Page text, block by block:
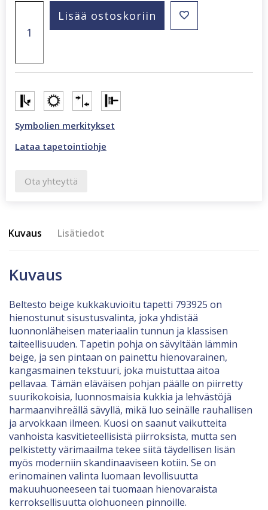
kukkakuvioitu
määrä
Lisää ostoskoriin
Symbolien merkitykset
Lataa tapetointiohje
Ota yhteyttä
Kuvaus Lisätiedot
Kuvaus
Beltesto beige kukkakuvioitu tapetti 793925 on
hienostunut sisustusvalinta, joka yhdistää
luonnonläheisen materiaalin tunnun ja klassisen
taiteellisuuden. Tapetin pohja on sävyltään lämmin
beige, ja sen pintaan on painettu hienovarainen,
kangasmainen tekstuuri, joka muistuttaa aitoa
pellavaa. Tämän eläväisen pohjan päälle on piirretty
suurikokoisia, luonnosmaisia kukkia ja lehvästöjä
harmaanvihreällä sävyllä, mikä luo seinälle rauhallisen
ja arvokkaan ilmeen. Kuosi on saanut vaikutteita
vanhoista kasvitieteellisistä piirroksista, mutta sen
pelkistetty värimaailma tekee siitä täydellisen lisän
myös moderniin skandinaaviseen kotiin. Se on
erinomainen valinta luomaan levollisuutta
makuuhuoneeseen tai tuomaan hienovaraista
kerroksellisuutta olohuoneen pinnoille.